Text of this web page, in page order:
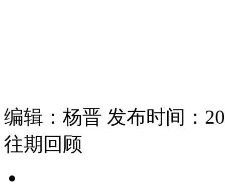
编辑：杨晋 发布时间：
往期回顾